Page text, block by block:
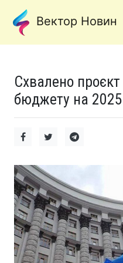
Вектор Новин
Схвалено
бюджету на 2025